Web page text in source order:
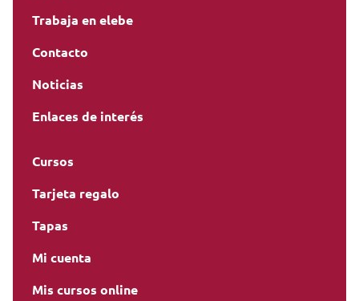
Trabaja en elebe
Contacto
Noticias
Enlaces de interés
Cursos
Tarjeta regalo
Tapas
Mi cuenta
Mis cursos online